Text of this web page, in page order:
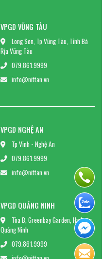
VPGD VŨNG TÀU
Long Sơn, Tp Vũng Tàu, Tỉnh Bà
Rịa Vũng Tàu
079.861.9999
info@nittan.vn
VPGD NGHỆ AN
Tp Vinh - Nghệ An
079.861.9999
info@nittan.vn
VPGD QUẢNG NINH
Tòa B, Greenbay Garden, Hạ Long,
Quảng Ninh
079.861.9999